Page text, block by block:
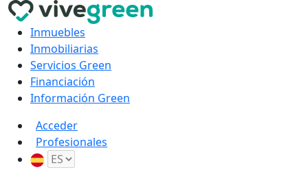
Inmuebles
Inmobiliarias
Servicios Green
Financiación
Información Green
Acceder
Profesionales